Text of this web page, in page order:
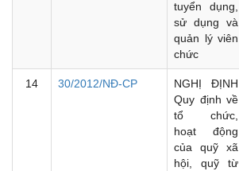
tuyển dụng,
sử dụng và
quản lý viên
chức
14 30/2012/NĐ-CP
NGHỊ ĐỊNH
Quy định về
tổ chức,
hoạt động
của quỹ xã
hội, quỹ từ